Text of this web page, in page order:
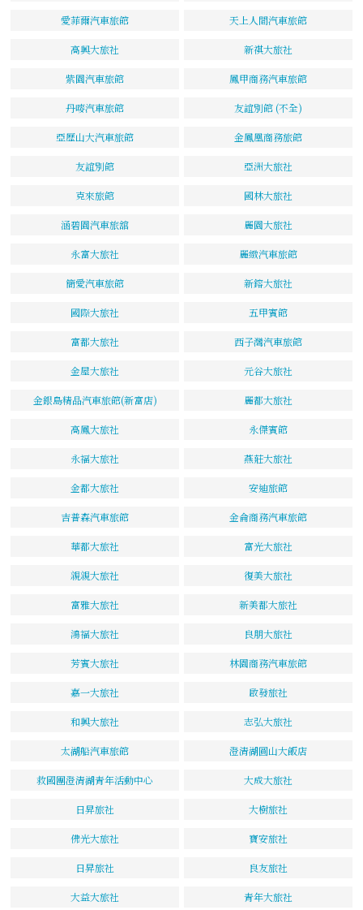
愛菲爾汽車旅館 天上人間汽車旅館
高興大旅社 新祺大旅社
紫園汽車旅館 鳳甲商務汽車旅館
丹嘜汽車旅館 友誼別館 (不全)
亞歷山大汽車旅館 金鳳凰商務旅館
友誼別館 亞洲大旅社
克來旅館 國林大旅社
涵碧園汽車旅舘 麗園大旅社
永富大旅社 麗緻汽車旅館
簡愛汽車旅館 新鎔大旅社
國際大旅社 五甲賓館
富都大旅社 西子灣汽車旅館
金屋大旅社 元谷大旅社
金銀島精品汽車旅館(新富店) 麗都大旅社
高鳳大旅社 永傑賓館
永福大旅社 燕莊大旅社
金都大旅社 安迪旅館
吉普森汽車旅館 金侖商務汽車旅館
華都大旅社 富光大旅社
親親大旅社 復美大旅社
富雅大旅社 新美都大旅社
鴻福大旅社 良朋大旅社
芳賓大旅社 林園商務汽車旅館
嘉一大旅社 啟發旅社
和興大旅社 志弘大旅社
太湖船汽車旅館 澄清湖圓山大飯店
救國團澄清湖青年活動中心 大成大旅社
日昇旅社 大樹旅社
佛光大旅社 寶安旅社
日昇旅社 良友旅社
大益大旅社 青年大旅社